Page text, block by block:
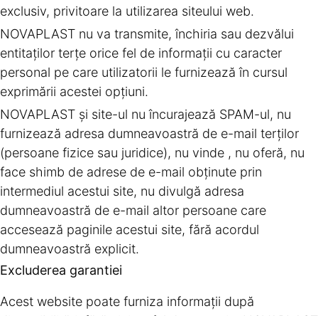
exclusiv, privitoare la utilizarea siteului web.
NOVAPLAST nu va transmite, închiria sau dezvălui
entitaţilor terţe orice fel de informaţii cu caracter
personal pe care utilizatorii le furnizează în cursul
exprimării acestei opţiuni.
NOVAPLAST şi site-ul nu încurajează SPAM-ul, nu
furnizează adresa dumneavoastră de e-mail terţilor
(persoane fizice sau juridice), nu vinde , nu oferă, nu
face shimb de adrese de e-mail obţinute prin
intermediul acestui site, nu divulgă adresa
dumneavoastră de e-mail altor persoane care
accesează paginile acestui site, fără acordul
dumneavoastră explicit.
Excluderea garantiei
Acest website poate furniza informaţii după